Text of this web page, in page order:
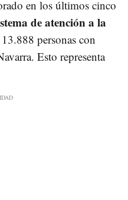
en los últimos cinco
de atención a la
personas con
Esto representa